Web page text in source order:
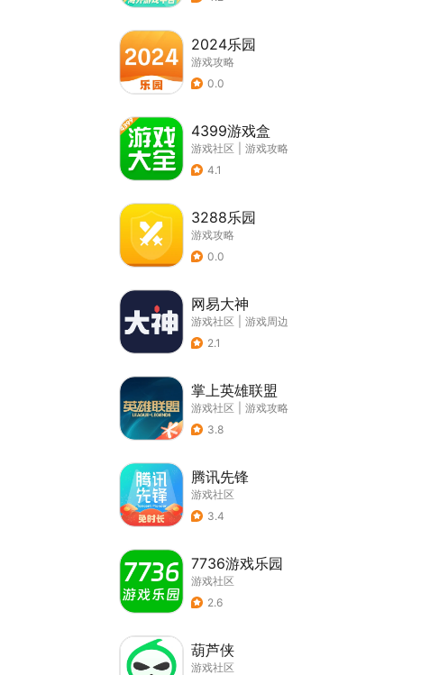
2024乐园
游戏攻略
0.0
4399游戏盒
游戏社区
游戏攻略
4.1
3288乐园
游戏攻略
0.0
网易大神
游戏社区
游戏周边
2.1
掌上英雄联盟
游戏社区
游戏攻略
3.8
腾讯先锋
游戏社区
3.4
7736游戏乐园
游戏社区
2.6
葫芦侠
游戏社区